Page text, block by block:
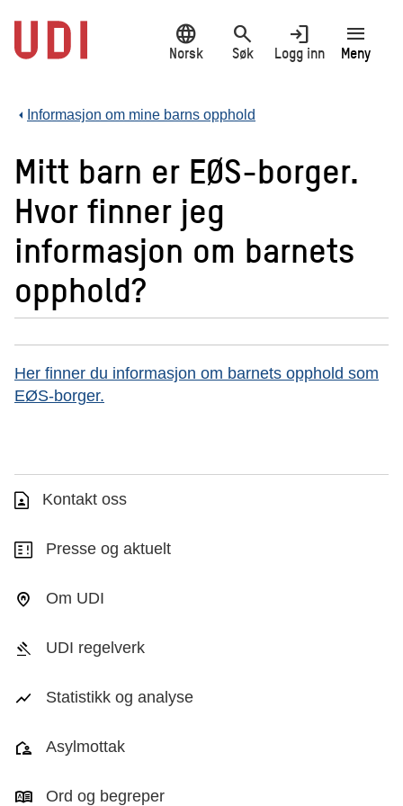
hovedinnhold
language
Norsk
search
Søk
login
Logg inn
menu
Meny
Informasjon om mine barns opphold
Mitt barn er EØS-borger.
Hvor finner jeg
informasjon om barnets
opphold?
Her finner du informasjon om barnets opphold som
EØS-borger.
Kontakt oss
Presse og aktuelt
Om UDI
UDI regelverk
Statistikk og analyse
Asylmottak
Ord og begreper